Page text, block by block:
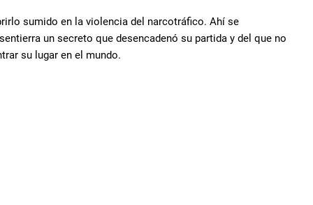
sumido en la violencia del narcotráfico. Ahí se
un secreto que desencadenó su partida y del que no
su lugar en el mundo.